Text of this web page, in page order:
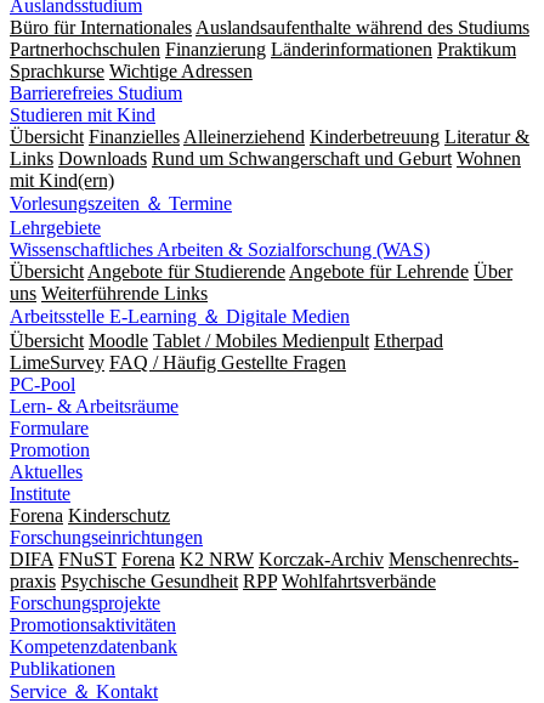
Auslandsstudium
Büro für Internationales Auslandsaufenthalte während des Studiums
Partnerhochschulen Finanzierung Länderinformationen Praktikum
Sprachkurse Wichtige Adressen
Barrierefreies Studium
Studieren mit Kind
Übersicht Finanzielles Alleinerziehend Kinderbetreuung Literatur &
Links Downloads Rund um Schwangerschaft und Geburt Wohnen
mit Kind(ern)
Vorlesungszeiten ＆ Termine
Lehrgebiete
Wissenschaftliches Arbeiten & Sozialforschung (WAS)
Übersicht Angebote für Studierende Angebote für Lehrende Über
uns Weiterführende Links
Arbeitsstelle E-Learning ＆ Digitale Medien
Übersicht Moodle Tablet / Mobiles Medienpult Etherpad
LimeSurvey FAQ / Häufig Gestellte Fragen
PC-Pool
Lern- & Arbeitsräume
Formulare
Promotion
Aktuelles
Institute
Forena Kinderschutz
Forschungseinrichtungen
DIFA FNuST Forena K2 NRW Korczak-Archiv Men­schen­rechts­
praxis Psy­chische Gesund­heit RPP Wohlfahrts­verbände
Forschungsprojekte
Promotionsaktivitäten
Kompetenzdatenbank
Publikationen
Service ＆ Kontakt